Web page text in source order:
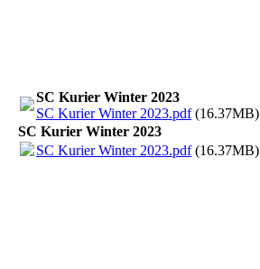
SC Kurier Winter 2023
SC Kurier Winter 2023.pdf(16.37MB)
SC Kurier Winter 2023
SC Kurier Winter 2023.pdf(16.37MB)